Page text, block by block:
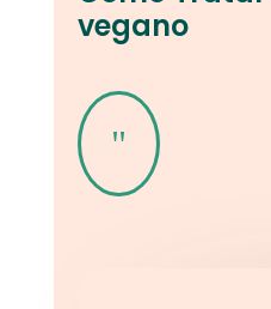
vegano
"